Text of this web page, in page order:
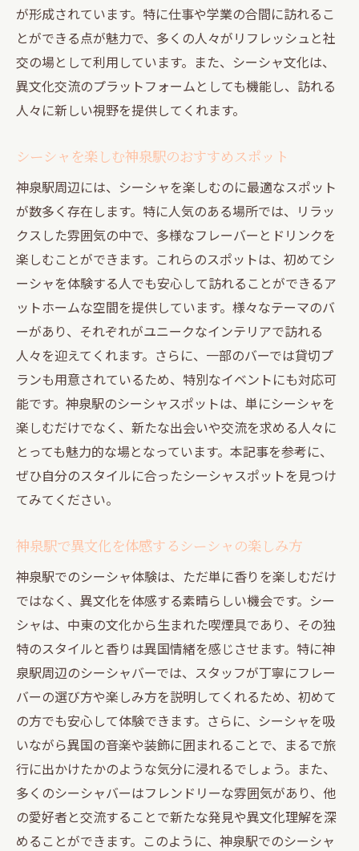
が形成されています。特に仕事や学業の合間に訪れるこ
とができる点が魅力で、多くの人々がリフレッシュと社
交の場として利用しています。また、シーシャ文化は、
異文化交流のプラットフォームとしても機能し、訪れる
人々に新しい視野を提供してくれます。
シーシャを楽しむ神泉駅のおすすめスポット
神泉駅周辺には、シーシャを楽しむのに最適なスポット
が数多く存在します。特に人気のある場所では、リラッ
クスした雰囲気の中で、多様なフレーバーとドリンクを
楽しむことができます。これらのスポットは、初めてシ
ーシャを体験する人でも安心して訪れることができるア
ットホームな空間を提供しています。様々なテーマのバ
ーがあり、それぞれがユニークなインテリアで訪れる
人々を迎えてくれます。さらに、一部のバーでは貸切プ
ランも用意されているため、特別なイベントにも対応可
能です。神泉駅のシーシャスポットは、単にシーシャを
楽しむだけでなく、新たな出会いや交流を求める人々に
とっても魅力的な場となっています。本記事を参考に、
ぜひ自分のスタイルに合ったシーシャスポットを見つけ
てみてください。
神泉駅で異文化を体感するシーシャの楽しみ方
神泉駅でのシーシャ体験は、ただ単に香りを楽しむだけ
ではなく、異文化を体感する素晴らしい機会です。シー
シャは、中東の文化から生まれた喫煙具であり、その独
特のスタイルと香りは異国情緒を感じさせます。特に神
泉駅周辺のシーシャバーでは、スタッフが丁寧にフレー
バーの選び方や楽しみ方を説明してくれるため、初めて
の方でも安心して体験できます。さらに、シーシャを吸
いながら異国の音楽や装飾に囲まれることで、まるで旅
行に出かけたかのような気分に浸れるでしょう。また、
多くのシーシャバーはフレンドリーな雰囲気があり、他
の愛好者と交流することで新たな発見や異文化理解を深
めることができます。このように、神泉駅でのシーシャ